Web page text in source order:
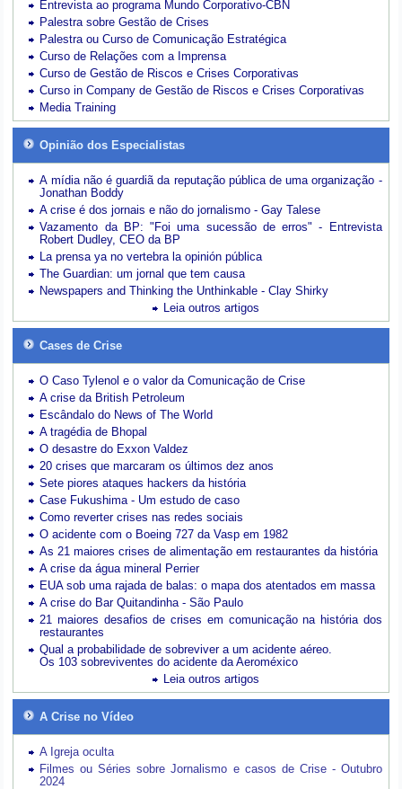
Entrevista ao programa Mundo Corporativo-CBN
Palestra sobre Gestão de Crises
Palestra ou Curso de Comunicação Estratégica
Curso de Relações com a Imprensa
Curso de Gestão de Riscos e Crises Corporativas
Curso in Company de Gestão de Riscos e Crises Corporativas
Media Training
Opinião dos Especialistas
A mídia não é guardiã da reputação pública de uma organização -
Jonathan Boddy
A crise é dos jornais e não do jornalismo - Gay Talese
Vazamento da BP: "Foi uma sucessão de erros" - Entrevista
Robert Dudley, CEO da BP
La prensa ya no vertebra la opinión pública
The Guardian: um jornal que tem causa
Newspapers and Thinking the Unthinkable - Clay Shirky
Leia outros artigos
Cases de Crise
O Caso Tylenol e o valor da Comunicação de Crise
A crise da British Petroleum
Escândalo do News of The World
A tragédia de Bhopal
O desastre do Exxon Valdez
20 crises que marcaram os últimos dez anos
Sete piores ataques hackers da história
Case Fukushima - Um estudo de caso
Como reverter crises nas redes sociais
O acidente com o Boeing 727 da Vasp em 1982
As 21 maiores crises de alimentação em restaurantes da história
A crise da água mineral Perrier
EUA sob uma rajada de balas: o mapa dos atentados em massa
A crise do Bar Quitandinha - São Paulo
21 maiores desafios de crises em comunicação na história dos
restaurantes
Qual a probabilidade de sobreviver a um acidente aéreo.
Os 103 sobreviventes do acidente da Aeroméxico
Leia outros artigos
A Crise no Vídeo
A Igreja oculta
Filmes ou Séries sobre Jornalismo e casos de Crise - Outubro
2024